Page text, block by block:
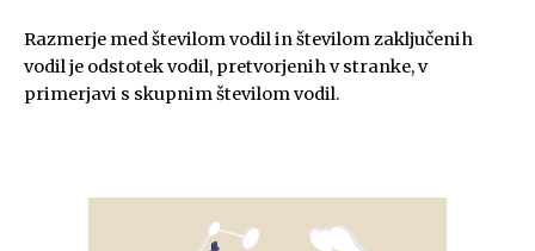
Razmerje med številom vodil in številom zaključenih
vodil je odstotek vodil, pretvorjenih v stranke, v
primerjavi s skupnim številom vodil.